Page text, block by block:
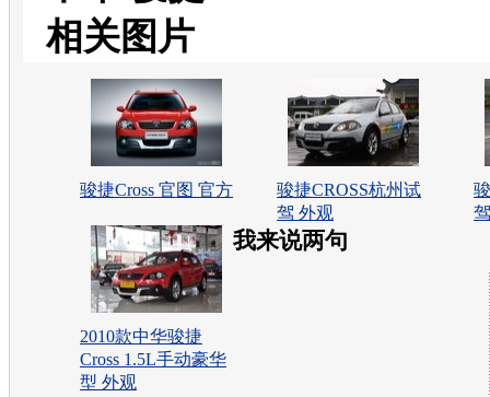
相关图片
骏捷Cross 官图 官方
骏捷CROSS杭州试
驾 外观
2010款中华骏捷
Cross 1.5L手动豪华
型 外观
我来说两句